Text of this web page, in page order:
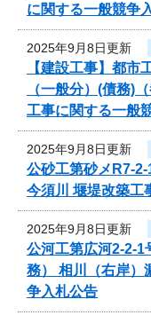
に関する一般競争
2025年9月8日更新
【建設工事】都
（一般分）(債務)
工事に関する一般
2025年9月8日更新
公砂工第砂メR7-
今須川 堰堤改築工
2025年9月8日更新
公河工第広河2-2-
務） 相川（右岸）
争入札公告